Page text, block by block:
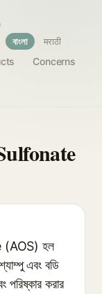
Concerns
বাংলা मराठी
হল
এবং বডি
পরিষ্কার করার